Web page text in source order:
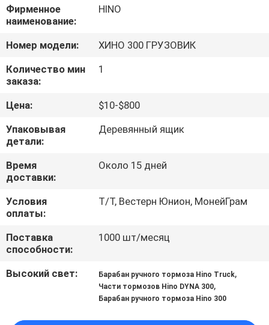
ПУТЕШЕСТВИЕ
ФАБРИКИ
ПРОВЕРКА
КАЧЕСТВА
СВЯЖИТЕСЬ
МЫ
НОВОСТИ
ЦИТАТУ
Фирменное
наименование:
HINO
Номер модели:
ХИНО 300 ГРУЗОВИК
Количество мин
заказа:
1
Цена:
$10-$800
Упаковывая
детали:
Деревянный ящик
Время
доставки:
Около 15 дней
Условия
оплаты:
Т/Т, Вестерн Юнион, МонейГрам
Поставка
способности:
1000 шт/месяц
Высокий свет: Барабан ручного тормоза Hino Truck,
Части тормозов Hino DYNA 300,
Барабан ручного тормоза Hino 300